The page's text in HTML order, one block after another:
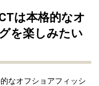
は本格的なオ
を楽しみたい
なオフショアフィッシ